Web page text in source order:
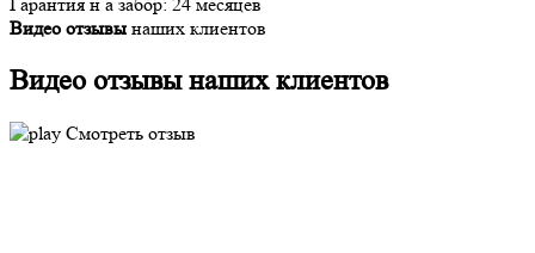
Видео отзывы наших клиентов
Видео отзывы нашихклиентов
Смотреть отзыв